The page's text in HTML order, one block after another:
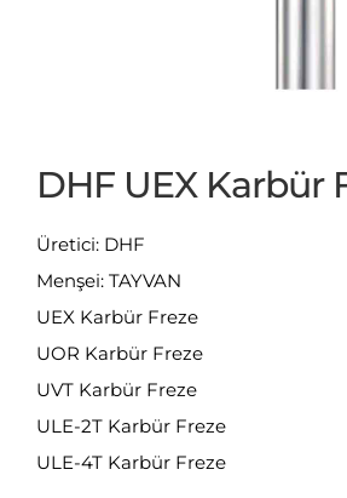
DHF UEX Karbür
Üretici: DHF
Menşei: TAYVAN
UEX Karbür Freze
UOR Karbür Freze
UVT Karbür Freze
ULE-2T Karbür Freze
ULE-4T Karbür Freze